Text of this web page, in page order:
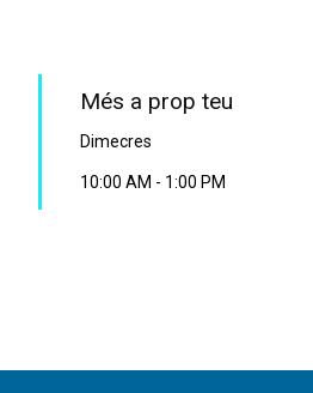
Més a prop teu
Dimecres
10:00 AM - 1:00 PM